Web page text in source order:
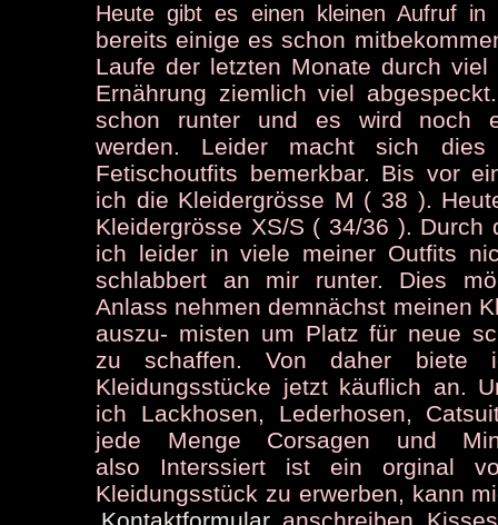
Heute gibt es einen kleinen Aufruf
bereits einige es schon
Laufe der letzten Monate durch viel
Ernährung ziemlich viel
schon runter und es wird noch
werden. Leider macht sich
Fetischoutfits bemerkbar. Bis vor
ich die Kleidergrösse M ( 38 ).
Kleidergrösse XS/S ( 34/36 ). Durch
ich leider in viele meiner Outfits
schlabbert an mir runter. Dies
Anlass nehmen demnächst meinen
auszu- misten um Platz für neue
zu schaffen. Von daher biete
Kleidungsstücke jetzt käuflich an.
ich Lackhosen, Lederhosen,
jede Menge Corsagen und
also Interssiert ist ein orginal
Kleidungsstück zu erwerben, kann